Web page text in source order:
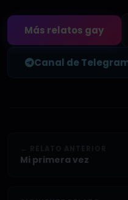
Más relatos gay
Canal de
Mi primera vez